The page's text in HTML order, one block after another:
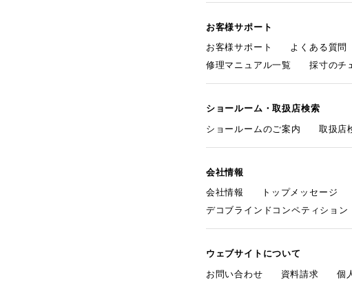
お客様サポート
お客様サポート
よくある質問
修理マニュアル一覧
採寸のチ
ショールーム・取扱店検索
ショールームのご案内
取扱店
会社情報
会社情報
トップメッセージ
デコブラインドコンペティション
ウェブサイトについて
お問い合わせ
資料請求 個